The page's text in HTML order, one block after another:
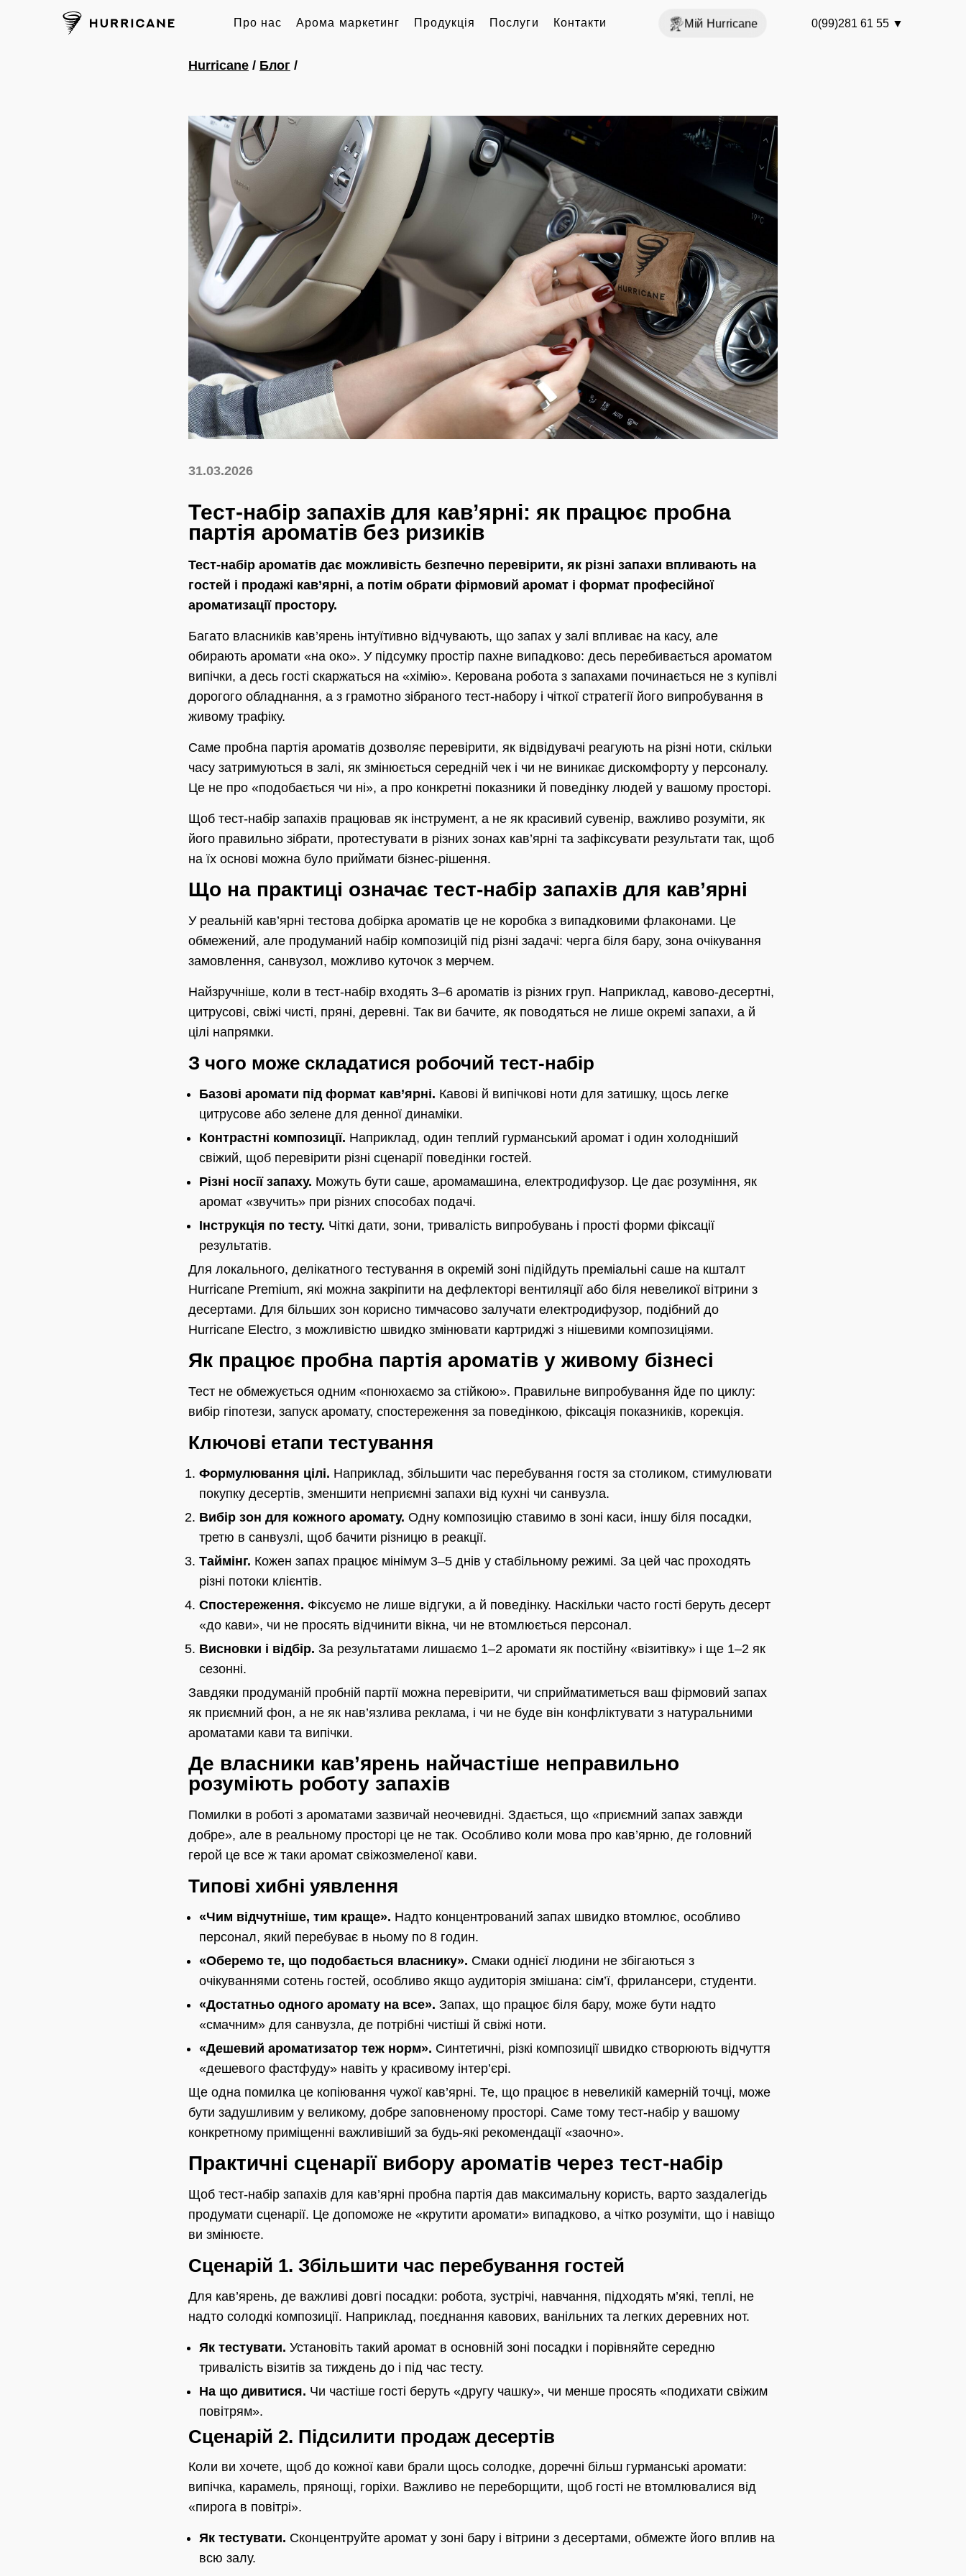
Про нас Арома маркетинг Продукція Послуги Контакти Мій Hurricane 0(99)281 61 55 ▼
Hurricane / Блог /
31.03.2026
Тест-набір запахів для кав’ярні: як працює пробна
партія ароматів без ризиків
Тест-набір ароматів дає можливість безпечно перевірити, як різні запахи впливають на
гостей і продажі кав’ярні, а потім обрати фірмовий аромат і формат професійної
ароматизації простору.
Багато власників кав’ярень інтуїтивно відчувають, що запах у залі впливає на касу, але
обирають аромати «на око». У підсумку простір пахне випадково: десь перебивається ароматом
випічки, а десь гості скаржаться на «хімію». Керована робота з запахами починається не з купівлі
дорогого обладнання, а з грамотно зібраного тест-набору і чіткої стратегії його випробування в
живому трафіку.
Саме пробна партія ароматів дозволяє перевірити, як відвідувачі реагують на різні ноти, скільки
часу затримуються в залі, як змінюється середній чек і чи не виникає дискомфорту у персоналу.
Це не про «подобається чи ні», а про конкретні показники й поведінку людей у вашому просторі.
Щоб тест-набір запахів працював як інструмент, а не як красивий сувенір, важливо розуміти, як
його правильно зібрати, протестувати в різних зонах кав’ярні та зафіксувати результати так, щоб
на їх основі можна було приймати бізнес-рішення.
Що на практиці означає тест-набір запахів для кав’ярні
У реальній кав’ярні тестова добірка ароматів це не коробка з випадковими флаконами. Це
обмежений, але продуманий набір композицій під різні задачі: черга біля бару, зона очікування
замовлення, санвузол, можливо куточок з мерчем.
Найзручніше, коли в тест-набір входять 3–6 ароматів із різних груп. Наприклад, кавово-десертні,
цитрусові, свіжі чисті, пряні, деревні. Так ви бачите, як поводяться не лише окремі запахи, а й
цілі напрямки.
З чого може складатися робочий тест-набір
Базові аромати під формат кав’ярні. Кавові й випічкові ноти для затишку, щось легке
цитрусове або зелене для денної динаміки.
Контрастні композиції. Наприклад, один теплий гурманський аромат і один холодніший
свіжий, щоб перевірити різні сценарії поведінки гостей.
Різні носії запаху. Можуть бути саше, аромамашина, електродифузор. Це дає розуміння, як
аромат «звучить» при різних способах подачі.
Інструкція по тесту. Чіткі дати, зони, тривалість випробувань і прості форми фіксації
результатів.
Для локального, делікатного тестування в окремій зоні підійдуть преміальні саше на кшталт
Hurricane Premium, які можна закріпити на дефлекторі вентиляції або біля невеликої вітрини з
десертами. Для більших зон корисно тимчасово залучати електродифузор, подібний до
Hurricane Electro, з можливістю швидко змінювати картриджі з нішевими композиціями.
Як працює пробна партія ароматів у живому бізнесі
Тест не обмежується одним «понюхаємо за стійкою». Правильне випробування йде по циклу:
вибір гіпотези, запуск аромату, спостереження за поведінкою, фіксація показників, корекція.
Ключові етапи тестування
Формулювання цілі. Наприклад, збільшити час перебування гостя за столиком, стимулювати
покупку десертів, зменшити неприємні запахи від кухні чи санвузла.
Вибір зон для кожного аромату. Одну композицію ставимо в зоні каси, іншу біля посадки,
третю в санвузлі, щоб бачити різницю в реакції.
Таймінг. Кожен запах працює мінімум 3–5 днів у стабільному режимі. За цей час проходять
різні потоки клієнтів.
Спостереження. Фіксуємо не лише відгуки, а й поведінку. Наскільки часто гості беруть десерт
«до кави», чи не просять відчинити вікна, чи не втомлюється персонал.
Висновки і відбір. За результатами лишаємо 1–2 аромати як постійну «візитівку» і ще 1–2 як
сезонні.
Завдяки продуманій пробній партії можна перевірити, чи сприйматиметься ваш фірмовий запах
як приємний фон, а не як нав’язлива реклама, і чи не буде він конфліктувати з натуральними
ароматами кави та випічки.
Де власники кав’ярень найчастіше неправильно
розуміють роботу запахів
Помилки в роботі з ароматами зазвичай неочевидні. Здається, що «приємний запах завжди
добре», але в реальному просторі це не так. Особливо коли мова про кав’ярню, де головний
герой це все ж таки аромат свіжозмеленої кави.
Типові хибні уявлення
«Чим відчутніше, тим краще». Надто концентрований запах швидко втомлює, особливо
персонал, який перебуває в ньому по 8 годин.
«Оберемо те, що подобається власнику». Смаки однієї людини не збігаються з
очікуваннями сотень гостей, особливо якщо аудиторія змішана: сім’ї, фрилансери, студенти.
«Достатньо одного аромату на все». Запах, що працює біля бару, може бути надто
«смачним» для санвузла, де потрібні чистіші й свіжі ноти.
«Дешевий ароматизатор теж норм». Синтетичні, різкі композиції швидко створюють відчуття
«дешевого фастфуду» навіть у красивому інтер’єрі.
Ще одна помилка це копіювання чужої кав’ярні. Те, що працює в невеликій камерній точці, може
бути задушливим у великому, добре заповненому просторі. Саме тому тест-набір у вашому
конкретному приміщенні важливіший за будь-які рекомендації «заочно».
Практичні сценарії вибору ароматів через тест-набір
Щоб тест-набір запахів для кав’ярні пробна партія дав максимальну користь, варто заздалегідь
продумати сценарії. Це допоможе не «крутити аромати» випадково, а чітко розуміти, що і навіщо
ви змінюєте.
Сценарій 1. Збільшити час перебування гостей
Для кав’ярень, де важливі довгі посадки: робота, зустрічі, навчання, підходять м’які, теплі, не
надто солодкі композиції. Наприклад, поєднання кавових, ванільних та легких деревних нот.
Як тестувати. Установіть такий аромат в основній зоні посадки і порівняйте середню
тривалість візитів за тиждень до і під час тесту.
На що дивитися. Чи частіше гості беруть «другу чашку», чи менше просять «подихати свіжим
повітрям».
Сценарій 2. Підсилити продаж десертів
Коли ви хочете, щоб до кожної кави брали щось солодке, доречні більш гурманські аромати:
випічка, карамель, прянощі, горіхи. Важливо не переборщити, щоб гості не втомлювалися від
«пирога в повітрі».
Як тестувати. Сконцентруйте аромат у зоні бару і вітрини з десертами, обмежте його вплив на
всю залу.